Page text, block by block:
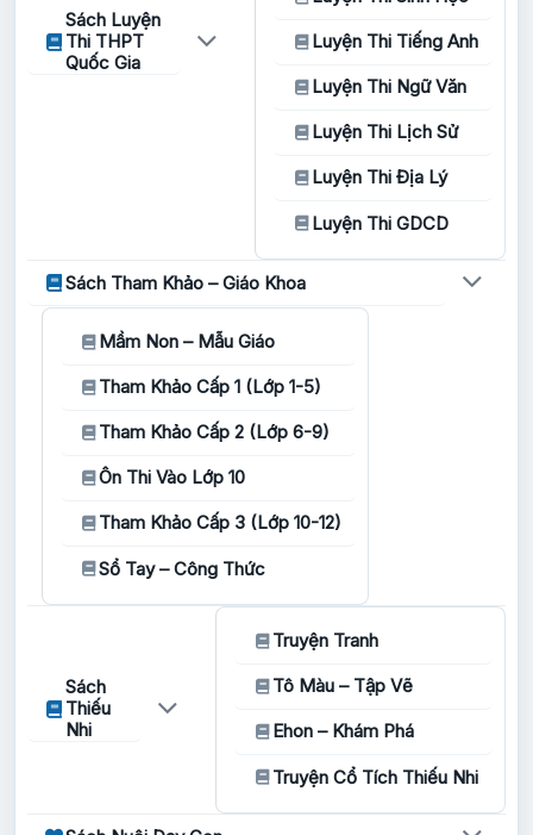
Sách Luyện
Thi THPT
Quốc Gia
Luyện Thi Tiếng Anh
Luyện Thi Ngữ Văn
Luyện Thi Lịch Sử
Luyện Thi Địa Lý
Luyện Thi GDCD
Sách Tham Khảo – Giáo Khoa
Mầm Non – Mẫu Giáo
Tham Khảo Cấp 1 (Lớp 1-5)
Tham Khảo Cấp 2 (Lớp 6-9)
Ôn Thi Vào Lớp 10
Tham Khảo Cấp 3 (Lớp 10-12)
Sổ Tay – Công Thức
Sách
Thiếu
Nhi
Truyện Tranh
Tô Màu – Tập Vẽ
Ehon – Khám Phá
Truyện Cổ Tích Thiếu Nhi